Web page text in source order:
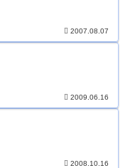
2007.08.07
2009.06.16
2008.10.16